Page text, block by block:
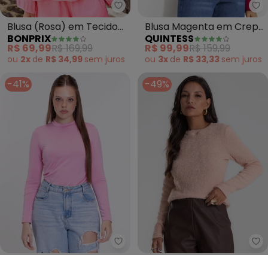
bonprix - Blusa (Rosa) em
Blusa (Rosa) em Tecido
de Algodão
BONPRIX
R$ 69,99R$ 169,99
ou 2x de R$ 34,99 sem juros
Blusa Magenta em Crepe
com Manga Flare e Faixa
para Amarração
QUINTESS
R$ 99,99R$ 159,99
ou 3x de R$ 33,33 sem juros
-41%
Vida Costeira - Camiseta
-49%